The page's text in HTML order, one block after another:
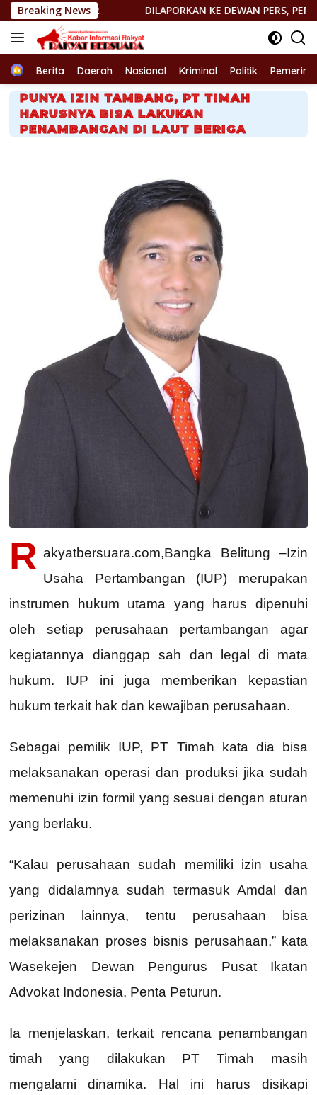
Langsung
ke
konten
Breaking News
DILAPORKAN KE DEWAN PERS, PEMIMPIN REDAKSI
HomeBerita Daerah Nasional Kriminal Politik
PUNYA IZIN TAMBANG, PT TIMAH
HARUSNYA BISA LAKUKAN
PENAMBANGAN DI LAUT BERIGA
R akyatbersuara.com,Bangka Belitung –Izin
Usaha Pertambangan (IUP) merupakan
instrumen hukum utama yang harus dipenuhi
oleh setiap perusahaan pertambangan agar
kegiatannya dianggap sah dan legal di mata
hukum. IUP ini juga memberikan kepastian
hukum terkait hak dan kewajiban perusahaan.
Sebagai pemilik IUP, PT Timah kata dia bisa
melaksanakan operasi dan produksi jika sudah
memenuhi izin formil yang sesuai dengan aturan
yang berlaku.
“Kalau perusahaan sudah memiliki izin usaha
yang didalamnya sudah termasuk Amdal dan
perizinan lainnya, tentu perusahaan bisa
melaksanakan proses bisnis perusahaan,” kata
Wasekejen Dewan Pengurus Pusat Ikatan
Advokat Indonesia, Penta Peturun.
Ia menjelaskan, terkait rencana penambangan
timah yang dilakukan PT Timah masih
mengalami dinamika. Hal ini harus disikapi